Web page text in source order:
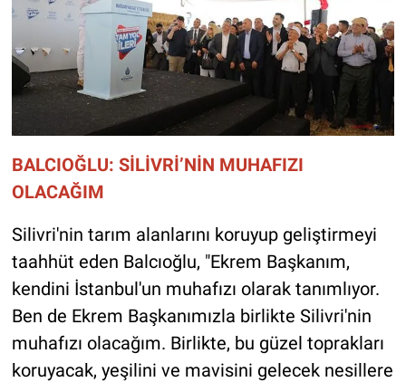
BALCIOĞLU: SİLİVRİ’NİN MUHAFIZI
OLACAĞIM
Silivri'nin tarım alanlarını koruyup geliştirmeyi
taahhüt eden Balcıoğlu, "Ekrem Başkanım,
kendini İstanbul'un muhafızı olarak tanımlıyor.
Ben de Ekrem Başkanımızla birlikte Silivri'nin
muhafızı olacağım. Birlikte, bu güzel toprakları
koruyacak, yeşilini ve mavisini gelecek nesillere